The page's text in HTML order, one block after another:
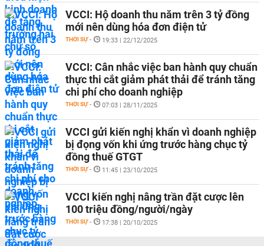
VCCI: Hộ doanh thu năm trên 3 tỷ đồng
mới nên dùng hóa đơn điện tử
THỜI SỰ - 19:33 | 22/12/2025
VCCI: Cân nhắc việc ban hành quy chuẩn
thực thi cắt giảm phát thải để tránh tăng
chi phí cho doanh nghiệp
THỜI SỰ - 07:03 | 28/11/2025
VCCI gửi kiến nghị khẩn vì doanh nghiệp
bị đọng vốn khi ứng trước hàng chục tỷ
đồng thuế GTGT
THỜI SỰ - 11:45 | 23/10/2025
VCCI kiến nghị nâng trần đặt cược lên
100 triệu đồng/người/ngày
THỜI SỰ - 17:38 | 20/10/2025